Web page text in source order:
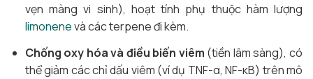
vẹn màng vi sinh), hoạt tính phụ thuộc hàm lượng
limonenevà các terpene đi kèm.
Chống oxy hóa và điều biến viêm (tiền lâm sàng), có
thể giảm các chỉ dấu viêm (ví dụ TNF-α, NF-κB) trên mô